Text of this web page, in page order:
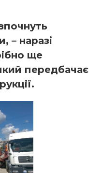
– наразі
ще
передбачає